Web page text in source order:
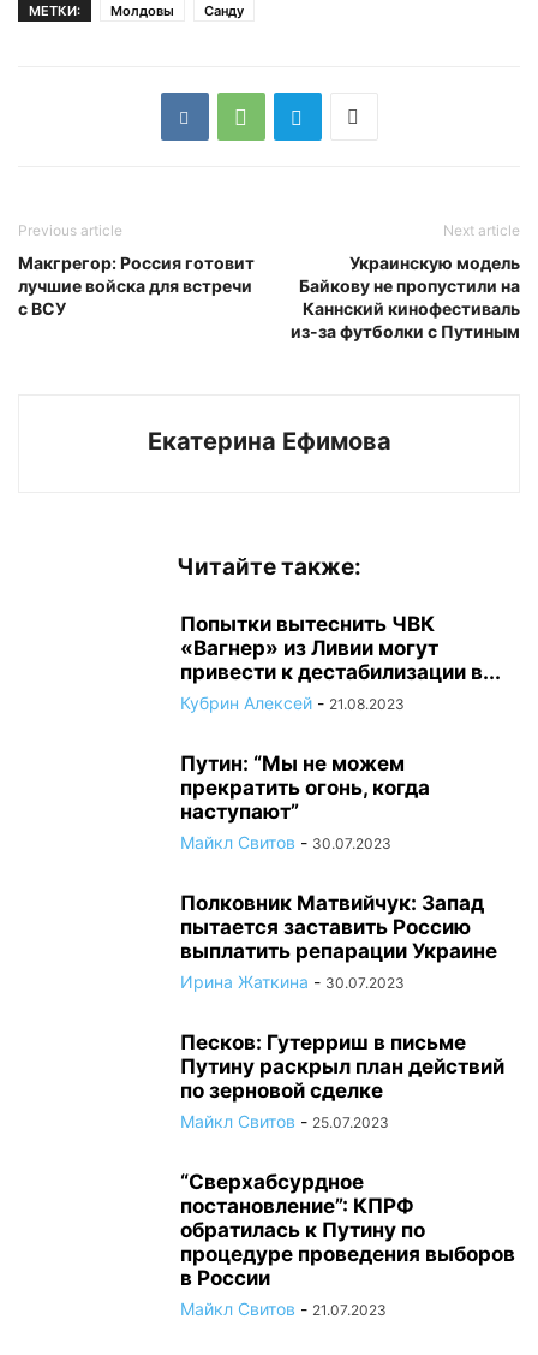
МЕТКИ: Молдовы Санду
Previous article
Макгрегор: Россия готовит
лучшие войска для встречи
с ВСУ
Next article
Украинскую модель
Байкову не пропустили на
Каннский кинофестиваль
из-за футболки с Путиным
Екатерина Ефимова
Читайте также:
Попытки вытеснить ЧВК
«Вагнер» из Ливии могут
привести к дестабилизации в...
Кубрин Алексей - 21.08.2023
Путин: “Мы не можем
прекратить огонь, когда
наступают”
Майкл Свитов - 30.07.2023
Полковник Матвийчук: Запад
пытается заставить Россию
выплатить репарации Украине
Ирина Жаткина - 30.07.2023
Песков: Гутерриш в письме
Путину раскрыл план действий
по зерновой сделке
Майкл Свитов - 25.07.2023
“Сверхабсурдное
постановление”: КПРФ
обратилась к Путину по
процедуре проведения выборов
в России
Майкл Свитов - 21.07.2023